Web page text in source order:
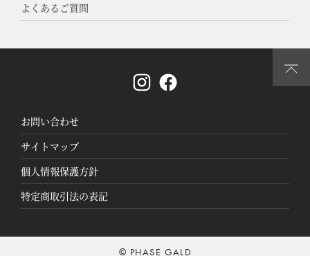
よくあるご質問
お問い合わせ
サイトマップ
個人情報保護方針
特定商取引法の表記
© PHASE GALD